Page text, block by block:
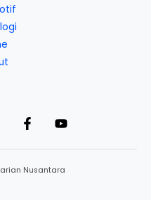
Nusantara